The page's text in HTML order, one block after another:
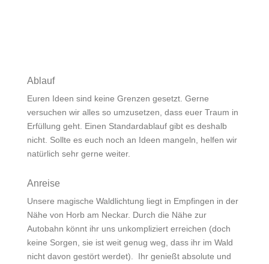
Ablauf
Euren Ideen sind keine Grenzen gesetzt. Gerne
versuchen wir alles so umzusetzen, dass euer Traum in
Erfüllung geht. Einen Standardablauf gibt es deshalb
nicht. Sollte es euch noch an Ideen mangeln, helfen wir
natürlich sehr gerne weiter.
Anreise
Unsere magische Waldlichtung liegt in Empfingen in der
Nähe von Horb am Neckar. Durch die Nähe zur
Autobahn könnt ihr uns unkompliziert erreichen (doch
keine Sorgen, sie ist weit genug weg, dass ihr im Wald
nicht davon gestört werdet). Ihr genießt absolute und